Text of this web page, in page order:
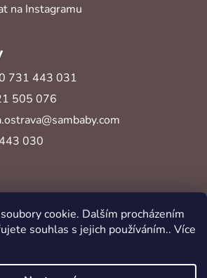
cookie. Dalším procházením
souhlas s jejich používáním.. Více
na Instagramu
731 443 031
505 076
030
Vytvořil Shoptet